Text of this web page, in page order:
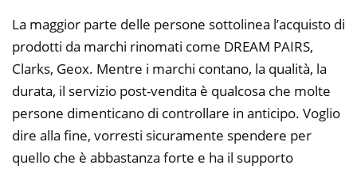
La maggior parte delle persone sottolinea l’acquisto di
prodotti da marchi rinomati come DREAM PAIRS,
Clarks, Geox. Mentre i marchi contano, la qualità, la
durata, il servizio post-vendita è qualcosa che molte
persone dimenticano di controllare in anticipo. Voglio
dire alla fine, vorresti sicuramente spendere per
quello che è abbastanza forte e ha il supporto